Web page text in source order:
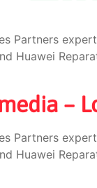
Partners
Huawei
–
Partners
Huawei